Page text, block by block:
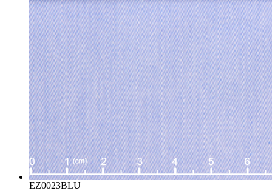
EZ0023BLU